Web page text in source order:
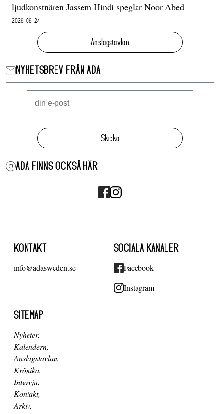
ljudkonstnären Jassem Hindi speglar Noor Abed
2026-06-24
Anslagstavlan
NYHETSBREV FRÅN ADA
Skicka
ADA FINNS OCKSÅ HÄR
KONTAKT
info@adasweden.se
SOCIALA KANALER
Facebook
Instagram
SITEMAP
Nyheter
Kalendern
Anslagstavlan
Krönika
Intervju
Kontakt
Arkiv